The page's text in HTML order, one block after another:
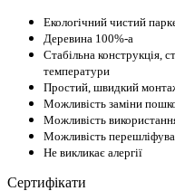
Екологічний чистий
Деревина 100%-а
Стабільна конструкція,
температури
Простий, швидкий
Можливість заміни
Можливість
Можливість
Не викликає алергії
Сертифікати